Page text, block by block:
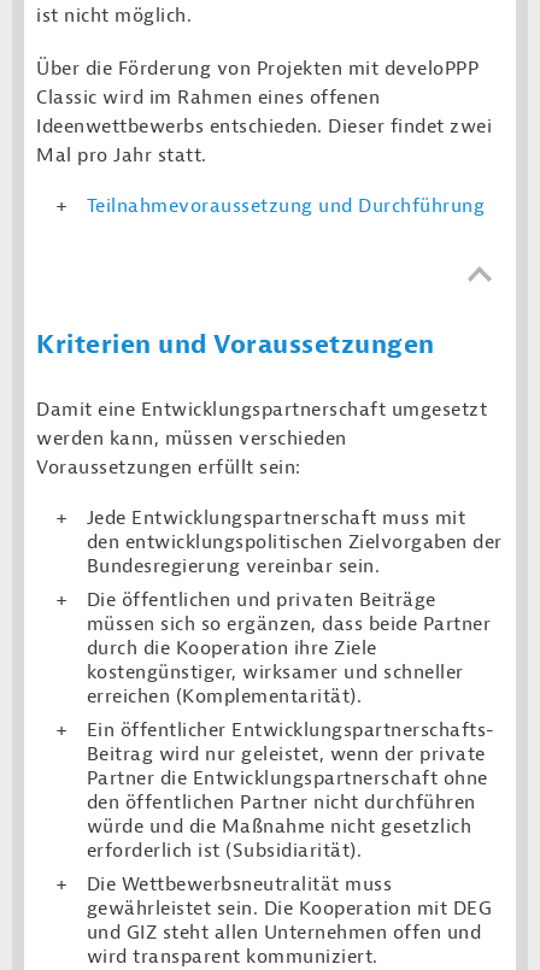
ist nicht möglich.
Über die Förderung von Projekten mit develoPPP
Classic wird im Rahmen eines offenen
Ideenwettbewerbs entschieden. Dieser findet zwei
Mal pro Jahr statt.
Teilnahmevoraussetzung und Durchführung
Kriterien und Voraussetzungen
Damit eine Entwicklungspartnerschaft umgesetzt
werden kann, müssen verschieden
Voraussetzungen erfüllt sein:
Jede Entwicklungspartnerschaft muss mit
den entwicklungspolitischen Zielvorgaben der
Bundesregierung vereinbar sein.
Die öffentlichen und privaten Beiträge
müssen sich so ergänzen, dass beide Partner
durch die Kooperation ihre Ziele
kostengünstiger, wirksamer und schneller
erreichen (Komplementarität).
Ein öffentlicher Entwicklungspartnerschafts-
Beitrag wird nur geleistet, wenn der private
Partner die Entwicklungspartnerschaft ohne
den öffentlichen Partner nicht durchführen
würde und die Maßnahme nicht gesetzlich
erforderlich ist (Subsidiarität).
Die Wettbewerbsneutralität muss
gewährleistet sein. Die Kooperation mit DEG
und GIZ steht allen Unternehmen offen und
wird transparent kommuniziert.